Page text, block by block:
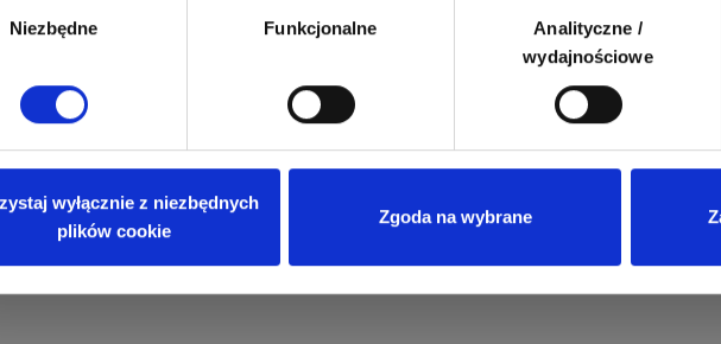
Niezbędne Funkcjonalne
Analityczne /
wydajnościowe
wyłącznie z niezbędnych
plików cookie
Zgoda na wybrane
Przeczytano